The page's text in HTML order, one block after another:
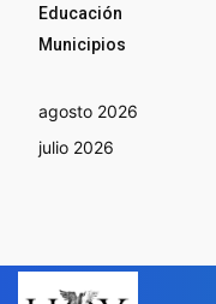
Educación
Municipios
agosto 2026
julio 2026